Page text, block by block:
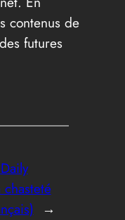
contenus de
futures
Daily
→